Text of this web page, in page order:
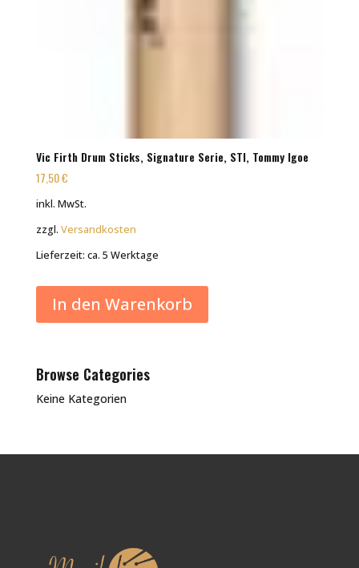
Vic Firth Drum Sticks, Signature Serie, STI, Tommy Igoe
17,50€
inkl. MwSt.
zzgl. Versandkosten
Lieferzeit: ca. 5 Werktage
In den Warenkorb
Browse Categories
Keine Kategorien